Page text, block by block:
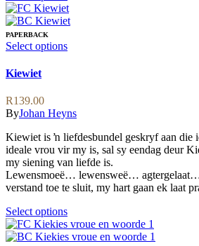
product
has
variants.
on
the
product
page
PAPERBACK
Select optionsThis
options
may
be
chosen
the
product
page
Kiewiet
R139.00
ByJohan Heyns
Kiewiet is ŉ liefdesbundel geskryf aan die
ideale vrou vir my is, sal sy eendag deur
my siening van liefde is.
Lewensmoeë… lewensweë…
verstand toe te sluit, my hart gaan ek laat
Select optionsThis
product
has